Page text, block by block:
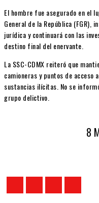
El hombre fue asegurado en el
General de la República (FGR),
jurídica y continuará con las
destino final del enervante.
La SSC-CDMX reiteró que
camioneras y puntos de
sustancias ilícitas. No se
grupo delictivo.
8